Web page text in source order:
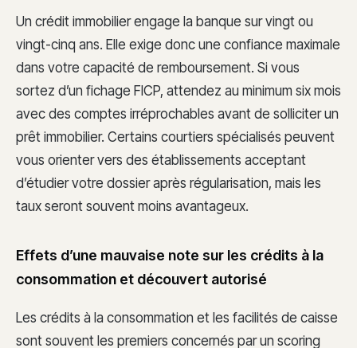
Un crédit immobilier engage la banque sur vingt ou
vingt-cinq ans. Elle exige donc une confiance maximale
dans votre capacité de remboursement. Si vous
sortez d’un fichage FICP, attendez au minimum six mois
avec des comptes irréprochables avant de solliciter un
prêt immobilier. Certains courtiers spécialisés peuvent
vous orienter vers des établissements acceptant
d’étudier votre dossier après régularisation, mais les
taux seront souvent moins avantageux.
Effets d’une mauvaise note sur les crédits à la
consommation et découvert autorisé
Les crédits à la consommation et les facilités de caisse
sont souvent les premiers concernés par un scoring